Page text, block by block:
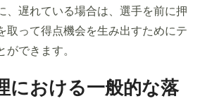
、遅れている場合は、選手を前に押
取って得点機会を生み出すためにテ
できます。
における一般的な落